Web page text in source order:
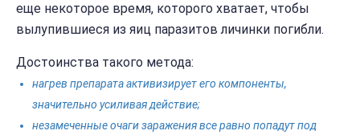
еще некоторое время, которого хватает, чтобы
вылупившиеся из яиц паразитов личинки погибли.
Достоинства такого метода:
нагрев препарата активизирует его компоненты,
значительно усиливая действие;
незамеченные очаги заражения все равно попадут под